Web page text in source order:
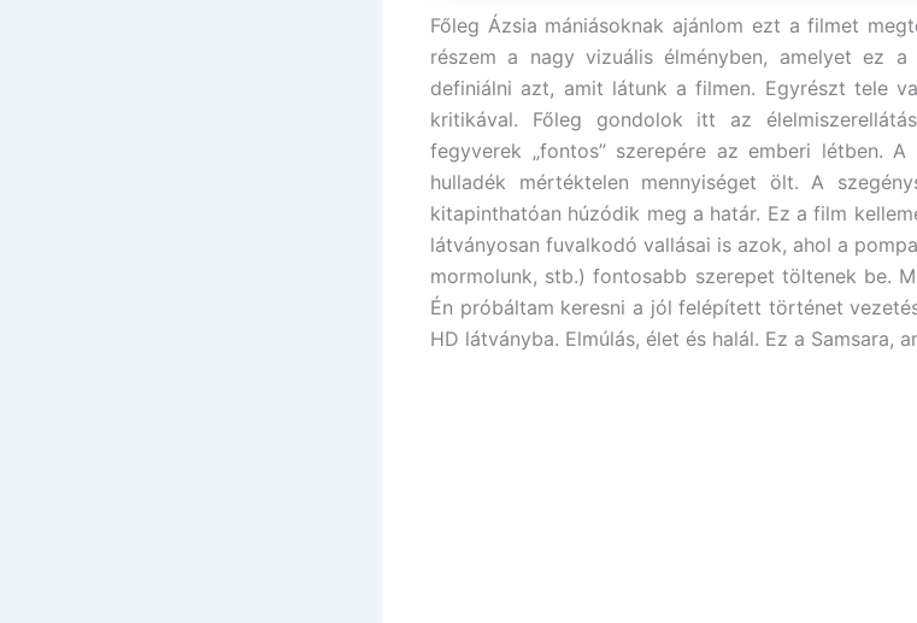
Főleg Ázsia mániásoknak ajánlom ezt a filmet
részem a nagy vizuális élményben, amelyet ez
definiálni azt, amit látunk a filmen. Egyrészt tele
kritikával. Főleg gondolok itt az
fegyverek „fontos” szerepére az emberi létben. A
hulladék mértéktelen mennyiséget ölt. A
kitapinthatóan húzódik meg a határ. Ez a film
látványosan fuvalkodó vallásai is azok, ahol a
mormolunk, stb.) fontosabb szerepet töltenek be.
Én próbáltam keresni a jól felépített történet
HD látványba. Elmúlás, élet és halál. Ez a Samsara,